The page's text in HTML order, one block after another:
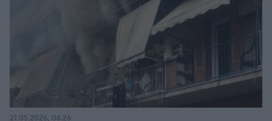
21.05.2026, 06:26